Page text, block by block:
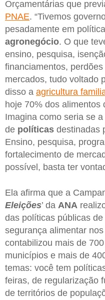
Orçamentárias que
PNAE. “Tivemos
pesadamente em
agronegócio. O que
ensino, pesquisa,
financiamentos,
mercados, tudo voltado
disso a agricultura
hoje 70% dos alimentos
Imagina como seria se
de políticas destinadas
Ensino, pesquisa,
fortalecimento de
possível, basta ter
Ela afirma que a
Eleições’ da ANA
das políticas públicas
segurança alimentar
contabilizou mais de
municípios e mais de
temas: você tem
feiras, de regularização
de territórios de